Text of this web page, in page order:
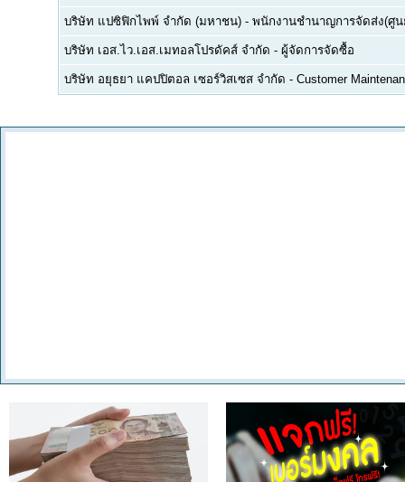
บริษัท แปซิฟิกไพพ์ จำกัด (มหาชน) - พนักงานชำนาญการจัดส่ง(ศู
บริษัท เอส.ไว.เอส.เมทอลโปรดัคส์ จำกัด - ผู้จัดการจัดซื้อ
บริษัท อยุธยา แคปปิตอล เซอร์วิสเซส จำกัด - Customer